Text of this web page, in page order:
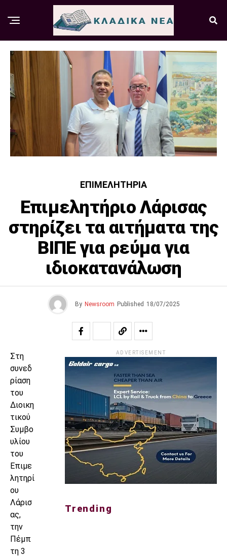
ΕΠΙΜΕΛΗΤΉΡΙΑ
Επιμελητήριο Λάρισας
στηρίζει τα αιτήματα της
ΒΙΠΕ για ρεύμα για
ιδιοκατανάλωση
By Newsroom Published 18/07/2025
Στη
συνεδ
ρίαση
του
Διοικη
τικού
Συμβο
υλίου
του
Επιμε
λητηρί
ου
Λάρισ
ας,
την
Πέμπ
τη 3
ADVERTISEMENT
Trending